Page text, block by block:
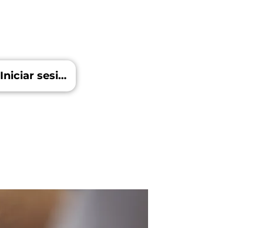
Iniciar sesión